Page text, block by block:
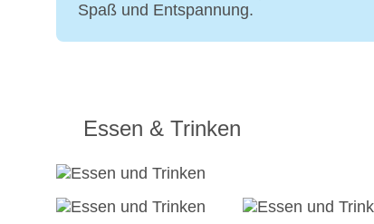
Spaß und Entspannung.
Essen & Trinken